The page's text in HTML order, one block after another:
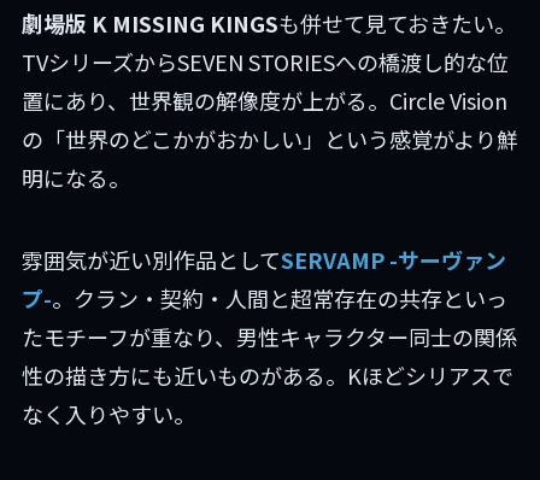
劇場版 K MISSING KINGSも併せて見ておきたい。
TVシリーズからSEVEN STORIESへの橋渡し的な位
置にあり、世界観の解像度が上がる。Circle Vision
の「世界のどこかがおかしい」という感覚がより鮮
明になる。
雰囲気が近い別作品としてSERVAMP -サーヴァン
プ-。クラン・契約・人間と超常存在の共存といっ
たモチーフが重なり、男性キャラクター同士の関係
性の描き方にも近いものがある。Kほどシリアスで
なく入りやすい。